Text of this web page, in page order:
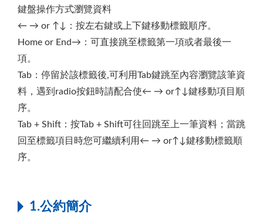
鍵盤操作方式瀏覽資料
← → or ↑↓：按左右鍵或上下鍵移動標籤順序。
Home or End→：可直接跳至標籤第一項或者最後一
項。
Tab：停留於該標籤後,可利用Tab鍵跳至內容瀏覽該筆資
料，遇到radio按鈕時請配合使← → or↑↓鍵移動項目順
序。
Tab + Shift：按Tab + Shift可往回跳至上一筆資料；當跳
回至標籤項目時您可繼續利用← → or↑↓鍵移動標籤順
序。
1.公約簡介